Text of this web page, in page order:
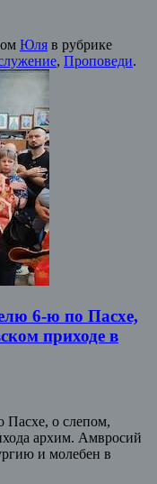
Юля в рубрике
, Проповеди.
6-ю по Пасхе,
приходе в
Пасхе, о слепом,
архим. Амвросий
и молебен в